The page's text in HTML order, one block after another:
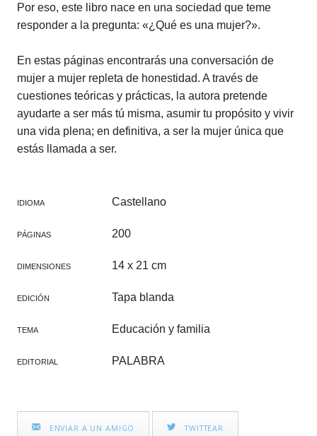
Por eso, este libro nace en una sociedad que teme
responder a la pregunta: «¿Qué es una mujer?».
En estas páginas encontrarás una conversación de
mujer a mujer repleta de honestidad. A través de
cuestiones teóricas y prácticas, la autora pretende
ayudarte a ser más tú misma, asumir tu propósito y vivir
una vida plena; en definitiva, a ser la mujer única que
estás llamada a ser.
IDIOMA Castellano
PÁGINAS 200
DIMENSIONES 14 x 21 cm
EDICIÓN Tapa blanda
TEMA Educación y familia
EDITORIAL PALABRA
ENVIAR A UN AMIGO TWITTEAR